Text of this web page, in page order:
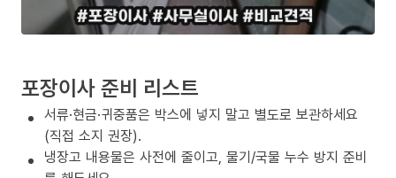
포장이사 준비 리스트
서류·현금·귀중품은 박스에 넣지 말고 별도로 보관하세요
(직접 소지 권장).
냉장고 내용물은 사전에 줄이고, 물기/국물 누수 방지 준비